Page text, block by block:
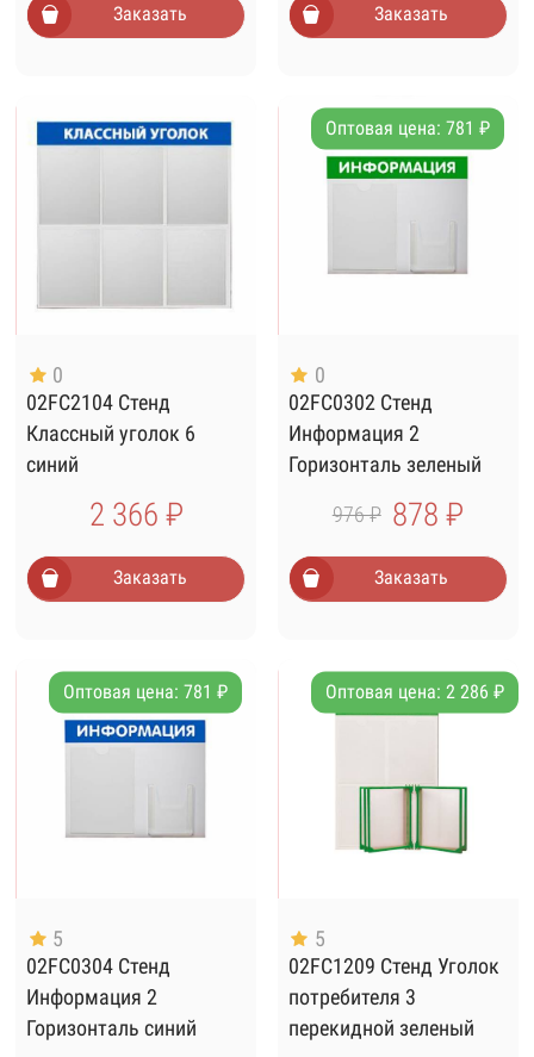
Заказать Заказать
0
02FC2104 Стенд
Классный уголок 6
синий
2 366 ₽
Заказать
Оптовая цена: 781 ₽
0
02FC0302 Стенд
Информация 2
Горизонталь зеленый
976 ₽ 878 ₽
Заказать
Оптовая цена: 781 ₽
5
02FC0304 Стенд
Информация 2
Горизонталь синий
Оптовая цена: 2 286 ₽
5
02FC1209 Стенд Уголок
потребителя 3
перекидной зеленый